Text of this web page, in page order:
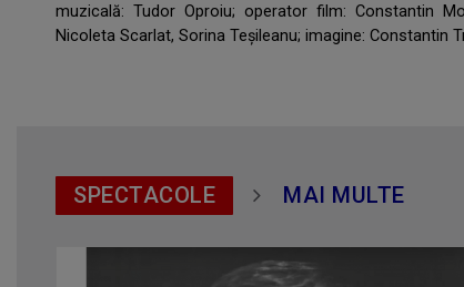
muzicală: Tudor Oproiu; operator film: Constantin
Nicoleta Scarlat, Sorina Teșileanu; imagine: Constantin
SPECTACOLE MAI MULTE